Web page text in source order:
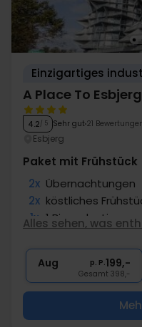
Einzigartiges
A Place To Esbjerg
4.2/ 5 Sehr gut 21
Esbjerg
Paket mit Frühstück
2x Übernachtungen
2x köstliches
1x 1 Bier oder
∞ Gratis Parken
Alles sehen, was
Aug p. P.199,-
Gesamt 398,-